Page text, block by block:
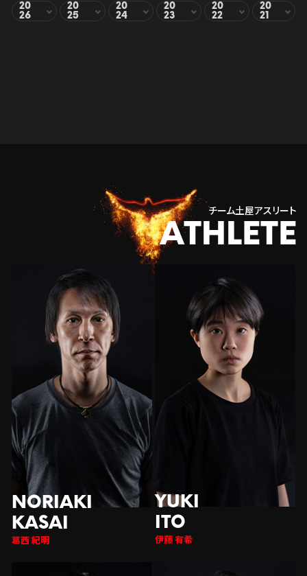
20
26
20
25
20
24
20
23
20
22
20
21
チーム土屋アスリート
西 紀明 伊藤 有希